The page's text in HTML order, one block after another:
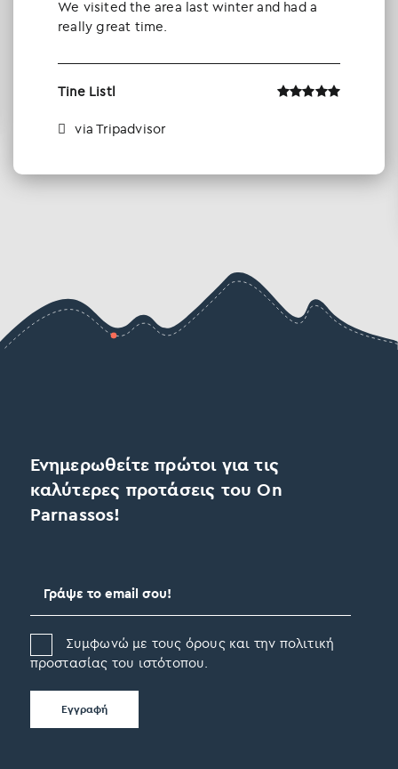
We visited the area last winter and had a
really great time.
Tine Listl
via Tripadvisor
Ενημερωθείτε πρώτοι για τις
καλύτερες προτάσεις του On
Parnassos!
Συμφωνώ με τους όρους και την πολιτική
προστασίας του ιστότοπου.